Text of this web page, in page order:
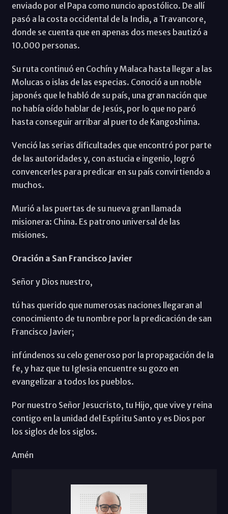
enviado por el Papa como nuncio apostólico. De allí
pasó a la costa occidental de la India, a Travancore,
donde se cuenta que en apenas dos meses bautizó a
10.000 personas.
Su ruta continuó en Cochín y Malaca hasta llegar a las
Molucas o islas de las especias. Conoció a un noble
japonés que le habló de su país, una gran nación que
no había oído hablar de Jesús, por lo que no paró
hasta conseguir arribar al puerto de Kangoshima.
Venció las serias dificultades que encontró por parte
de las autoridades y, con astucia e ingenio, logró
convencerles para predicar en su país convirtiendo a
muchos.
Murió a las puertas de su nueva gran llamada
misionera: China. Es patrono universal de las
misiones.
Oración a San Francisco Javier
Señor y Dios nuestro,
tú has querido que numerosas naciones llegaran al
conocimiento de tu nombre por la predicación de san
Francisco Javier;
infúndenos su celo generoso por la propagación de la
fe, y haz que tu Iglesia encuentre su gozo en
evangelizar a todos los pueblos.
Por nuestro Señor Jesucristo, tu Hijo, que vive y reina
contigo en la unidad del Espíritu Santo y es Dios por
los siglos de los siglos.
Amén